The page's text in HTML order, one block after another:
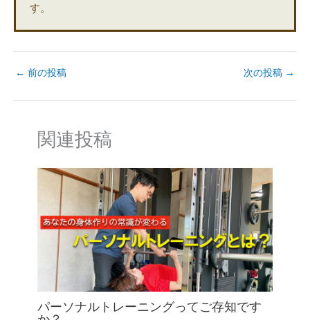
す。
← 前の投稿 次の投稿 →
関連投稿
パーソナルトレーニングってご存知です